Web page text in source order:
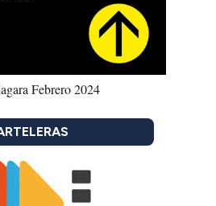
Febrero 2024